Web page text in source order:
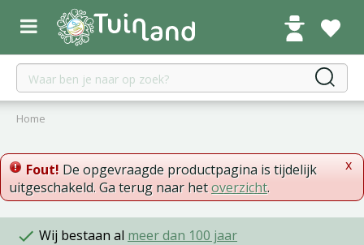
r
n
n
t
Home
x
Fout! De opgevraagde productpagina is tijdelijk
uitgeschakeld. Ga terug naar hetoverzicht.
Wij bestaan al meer dan 100 jaar